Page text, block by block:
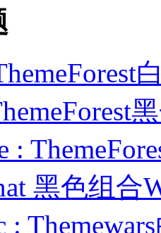
:
黑色组合
: